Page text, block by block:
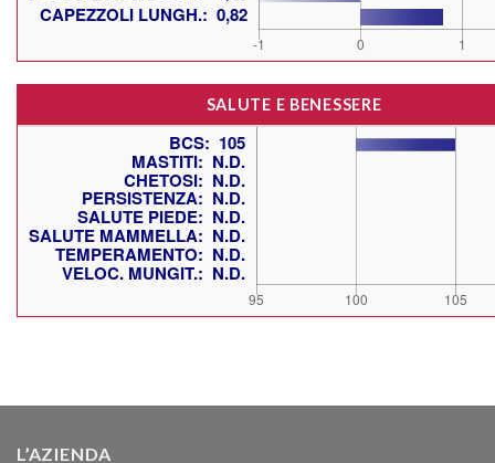
SALUTE E BENESSERE
L’AZIENDA